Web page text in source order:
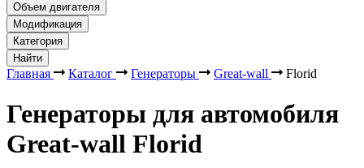
Объем двигателя
Модификация
Категория
Найти
Главная Каталог Генераторы Great-wall Florid
Генераторы для автомобиля
Great-wall Florid